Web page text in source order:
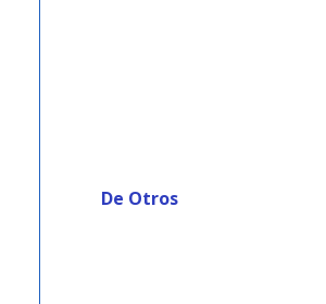
De Otros